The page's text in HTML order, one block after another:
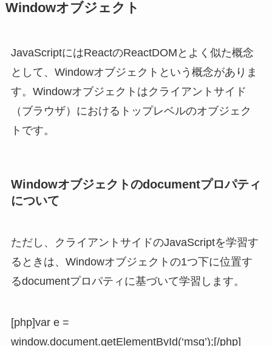
Windowオブジェクト
JavaScriptにはReactのReactDOMとよく似た概念
として、Windowオブジェクトという概念がありま
す。Windowオブジェクトはクライアントサイド
（ブラウザ）におけるトップレベルのオブジェク
トです。
Windowオブジェクトのdocumentプロパティ
について
ただし、クライアントサイドのJavaScriptを学習す
るときは、Windowオブジェクトの1つ下に位置す
るdocumentプロパティに基づいて学習します。
[php]var e =
window.document.getElementById(‘msg’);[/php]